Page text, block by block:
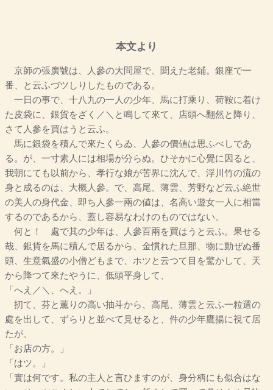
本文より
京師の張廣號は、人參の大問屋で、聞えた老鋪。銀座で一
番、と云ふづツしりしたものである。
一日の事で、十八九の一人の少年、馬に打乘り、荷鞍に着け
た皮袋に、銀貨をざく／＼と鳴して來て、店頭へ翻然と降り、
さて人參を買はうと云ふ。
馬に銀袋を積んで來たくらゐ、人參の價値は思ふべしであ
る。が、一寸素人には相場が分らぬ。ひそかに心覺に因ると、
我朝にても以前から、孝行な娘が苦界に沈んで、浮川竹の流の
身と成るのは、大概人參。で、高尾、薄雲、芳野など云ふ絶世
の美人の身代金、即ち人參一兩の値は、名高い遊女一人に相當
するのであるから、蓋し容易なわけのものではない。
何と！ 處で其の少年は、人參百兩を買はうと云ふ。果せる
哉、銀貨を馬に積んで居るから、金慣れた旦那、物に動ぜぬ番
頭、生意氣盛の小僧どもまで、ホツと云つて目を驚かして、天
から降つて來たやうに、低頭平身して、
「へえ／＼、へえ。」
扨て、芬と薫りの高い抽斗から、高尾、薄雲と云ふ一粒選の
處を出して、ずらりと並べて見せると、件の少年鷹揚に視て居
たが、
「お店の方。」
「はツ。」
「實は何です。私の主人と言ひますのが、身分柄にも似合はな